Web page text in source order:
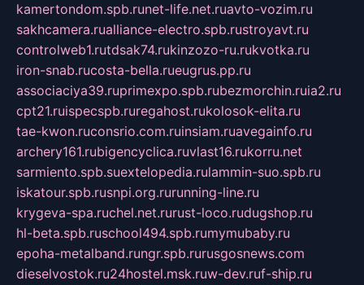
kamertondom.spb.runet-life.net.ruavto-vozim.ru
sakhcamera.rualliance-electro.spb.rustroyavt.ru
controlweb1.rutdsak74.rukinzozo-ru.rukvotka.ru
iron-snab.rucosta-bella.rueugrus.pp.ru
associaciya39.ruprimexpo.spb.rubezmorchin.ruia2.ru
cpt21.ruispecspb.ruregahost.rukolosok-elita.ru
tae-kwon.ruconsrio.com.ruinsiam.ruavegainfo.ru
archery161.rubigencyclica.ruvlast16.rukorru.net
sarmiento.spb.suextelopedia.rulammin-suo.spb.ru
iskatour.spb.rusnpi.org.rurunning-line.ru
krygeva-spa.ruchel.net.rurust-loco.rudugshop.ru
hl-beta.spb.ruschool494.spb.rumymubaby.ru
epoha-metalband.rungr.spb.rurusgosnews.com
dieselvostok.ru24hostel.msk.ruw-dev.ruf-ship.ru